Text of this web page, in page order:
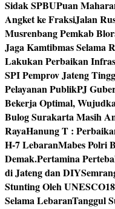
Sidak SPBUPuan
Angket ke FraksiJalan
Musrenbang Pemkab
Jaga Kamtibmas Selama
Lakukan Perbaikan
SPI Pemprov Jateng
Pelayanan PublikPJ
Bekerja Optimal,
Bulog Surakarta Masih
RayaHanung T :
H-7 LebaranMabes Polri
Demak.Pertamina
di Jateng dan DIY
Stunting Oleh UNESCO
Selama LebaranTanggul